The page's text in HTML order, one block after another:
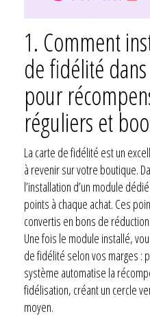
1. Comment
de fidélité
pour
réguliers et
La carte de fidélité est un
à revenir sur votre boutique.
l’installation d’un module
points à chaque achat. Ces
convertis en bons de réduction.
Une fois le module installé,
de fidélité selon vos marges :
système automatise la
fidélisation, créant un cercle
moyen.